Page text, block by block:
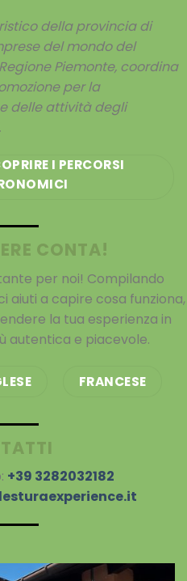
della provincia di
del mondo del
Piemonte, coordina
per la
delle attività degli
I PERCORSI
CONTA!
per noi! Compilando
aiuti a capire cosa funziona,
la tua esperienza in
autentica e piacevole.
FRANCESE
+39 3282032182